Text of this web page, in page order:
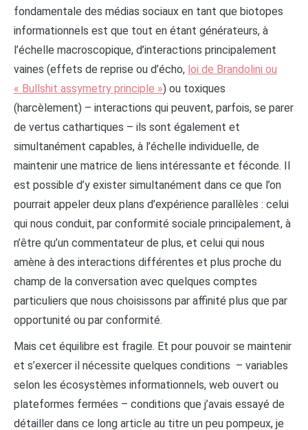
fondamentale des médias sociaux en tant que biotopes
informationnels est que tout en étant générateurs, à
l’échelle macroscopique, d’interactions principalement
vaines (effets de reprise ou d’écho, loi de Brandolini ou
« Bullshit assymetry principle ») ou toxiques
(harcèlement) – interactions qui peuvent, parfois, se parer
de vertus cathartiques – ils sont également et
simultanément capables, à l’échelle individuelle, de
maintenir une matrice de liens intéressante et féconde. Il
est possible d’y exister simultanément dans ce que l’on
pourrait appeler deux plans d’expérience parallèles : celui
qui nous conduit, par conformité sociale principalement, à
n’être qu’un commentateur de plus, et celui qui nous
amène à des interactions différentes et plus proche du
champ de la conversation avec quelques comptes
particuliers que nous choisissons par affinité plus que par
opportunité ou par conformité.
Mais cet équilibre est fragile. Et pour pouvoir se maintenir
et s’exercer il nécessite quelques conditions – variables
selon les écosystèmes informationnels, web ouvert ou
plateformes fermées – conditions que j’avais essayé de
détailler dans ce long article au titre un peu pompeux, je